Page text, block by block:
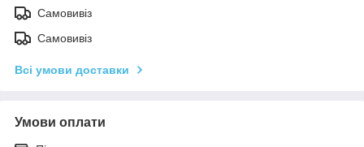
Самовивіз
Самовивіз
Всі умови доставки
Умови оплати